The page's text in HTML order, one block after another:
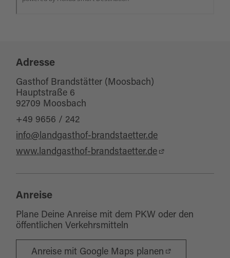
Adresse
Gasthof Brandstätter (Moosbach)
Hauptstraße 6
92709 Moosbach
+49 9656 / 242
info@landgasthof-brandstaetter.de
www.landgasthof-brandstaetter.de
Anreise
Plane Deine Anreise mit dem PKW oder den
öffentlichen Verkehrsmitteln
Anreise mit Google Maps planen